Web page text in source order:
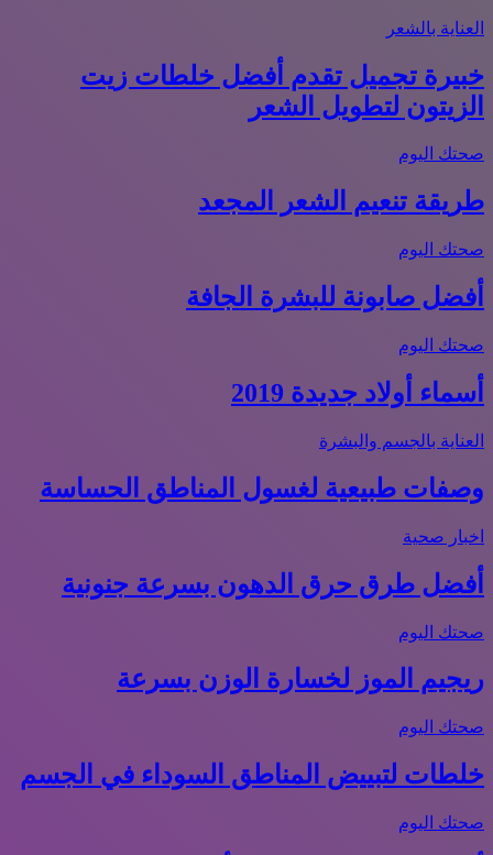
العناية بالشعر
خبيرة تجميل تقدم أفضل خلطات زيت
الزيتون لتطويل الشعر
صحتك اليوم
طريقة تنعيم الشعر المجعد
صحتك اليوم
أفضل صابونة للبشرة الجافة
صحتك اليوم
أسماء أولاد جديدة 2019
العناية بالجسم والبشرة
وصفات طبيعية لغسول المناطق الحساسة
اخبار صحية
أفضل طرق حرق الدهون بسرعة جنونية
صحتك اليوم
ريجيم الموز لخسارة الوزن بسرعة
صحتك اليوم
خلطات لتبييض المناطق السوداء في الجسم
صحتك اليوم